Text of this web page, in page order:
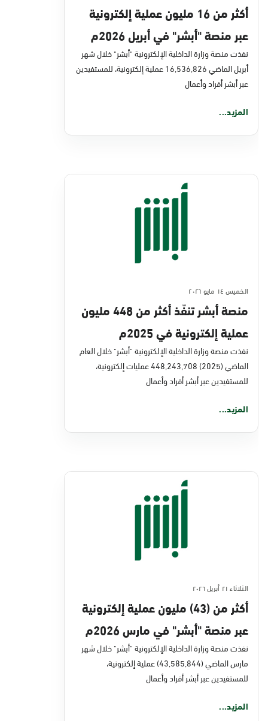
أكثر من 16 مليون عملية إلكترونية
عبر منصة "أبشر" في أبريل 2026م
نفذت منصة وزارة الداخلية الإلكترونية "أبشر" خلال شهر
أبريل الماضي 16,536,826 عملية إلكترونية، للمستفيدين
عبر أبشر أفراد وأعمال
المزيد...
الخميس ١٤ مايو ٢٠٢٦
منصة أبشر تنفّذ أكثر من 448 مليون
عملية إلكترونية في 2025م
نفذت منصة وزارة الداخلية الإلكترونية "أبشر" خلال العام
الماضي (2025) 448,243,708 عمليات إلكترونية،
للمستفيدين عبر أبشر أفراد وأعمال
المزيد...
الثلاثاء ٢١ أبريل ٢٠٢٦
أكثر من (43) مليون عملية إلكترونية
عبر منصة "أبشر" في مارس 2026م
نفذت منصة وزارة الداخلية الإلكترونية "أبشر" خلال شهر
مارس الماضي (43,585,844) عملية إلكترونية،
للمستفيدين عبر أبشر أفراد وأعمال
المزيد...